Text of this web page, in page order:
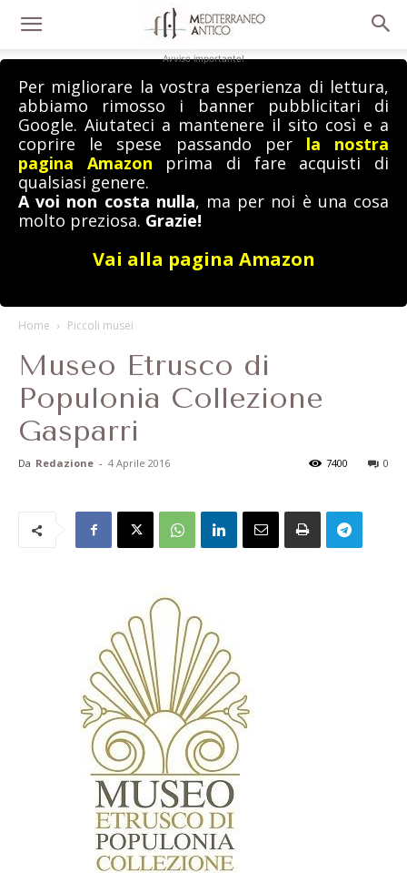
Avviso importante!
Per migliorare la vostra esperienza di lettura,
abbiamo rimosso i banner pubblicitari di
Google. Aiutateci a mantenere il sito così e a
coprire le spese passando per la nostra
pagina Amazon prima di fare acquisti di
qualsiasi genere.
A voi non costa nulla, ma per noi è una cosa
molto preziosa. Grazie!
Vai alla pagina Amazon
Home Piccoli musei
Museo Etrusco di
Populonia Collezione
Gasparri
Da Redazione - 4 Aprile 2016 0
7400